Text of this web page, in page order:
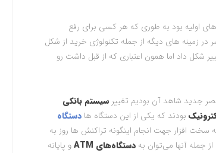
اولیه بود به طوری که هر کسی برای رفع
زمینه های دیگه از جمله تکنولوژی خرید از شکل
شکل داد اما همون اعتباری که از قبل داشت رو
جدید شاهد آن بودیم تغییر سیستم بانکی
بودند که یکی از این دستگاه ها دستگاه
سخت افزار جهت انجام اینگونه تراکنش ها روز به
جمله آنها می‌توان بهدستگاه‌های ATM
و پایانه